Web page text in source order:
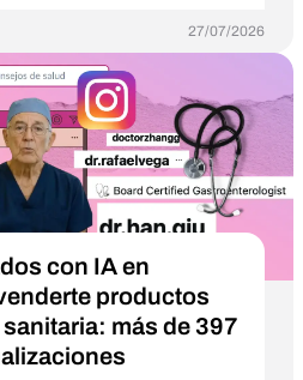
27/07/2026
con IA en
productos
más de 397